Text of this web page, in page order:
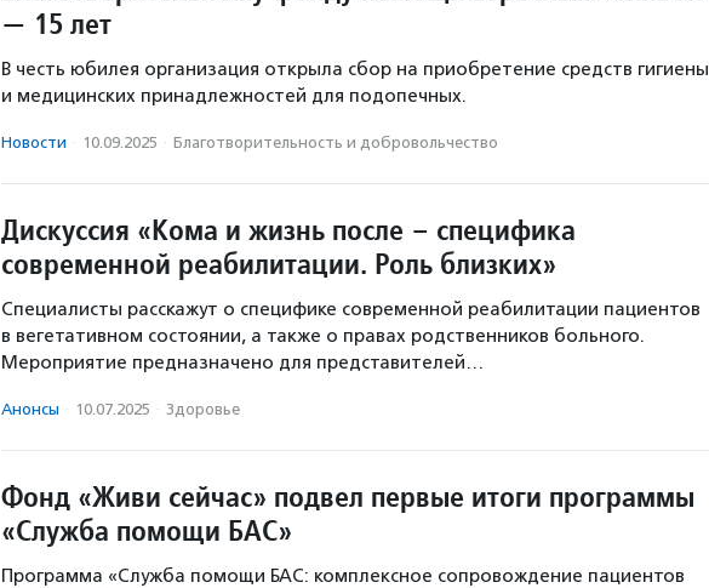
— 15 лет
В честь юбилея организация открыла сбор на приобретение средств гигиены
и медицинских принадлежностей для подопечных.
Новости · 10.09.2025 · Благотвори­тель­ность и доброволь­чест­во
Дискуссия «Кома и жизнь после – специфика
современной реабилитации. Роль близких»
Специалисты расскажут о специфике современной реабилитации пациентов
в вегетативном состоянии, а также о правах родственников больного.
Мероприятие предназначено для представителей…
Анонсы · 10.07.2025 · Здоровье
Фонд «Живи сейчас» подвел первые итоги программы
«Служба помощи БАС»
Программа «Служба помощи БАС: комплексное сопровождение пациентов